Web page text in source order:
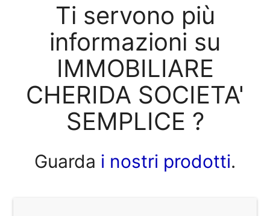
Ti servono più
informazioni su
IMMOBILIARE
CHERIDA SOCIETA'
SEMPLICE ?
Guarda i nostri prodotti.